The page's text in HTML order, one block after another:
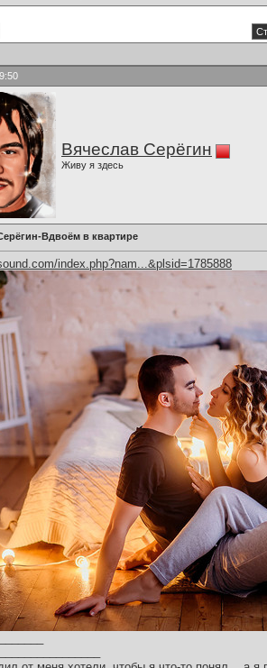
Вячеслав Серёгин
Живу я здесь
Вдвоём в квартире
index.php?nam...&plsid=1785888